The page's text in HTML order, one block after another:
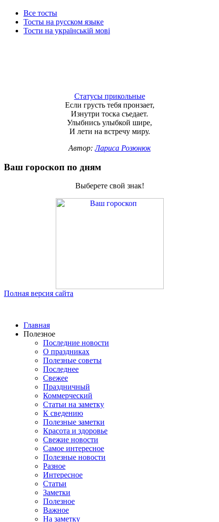
Все тосты
Тосты на русском языке
Тости на українській мові
Статусы прикольные
Если грусть тебя пронзает,
Изнутри тоска съедает.
Улыбнись улыбкой шире,
И лети на встречу миру.
Автор:Лариса Розюнюк
Ваш гороскоп по дням
Выберете свой знак!
Полная версия сайта
Главная
Полезное
Последние новости
О праздниках
Полезные советы
Последнее
Свежее
Праздничный
Коммерческий
Статьи на заметку
К сведению
Полезные заметки
Красота и здоровье
Свежие новости
Самое интересное
Полезные новости
Разное
Интересное
Статьи
Заметки
Полезное
Важное
На заметку